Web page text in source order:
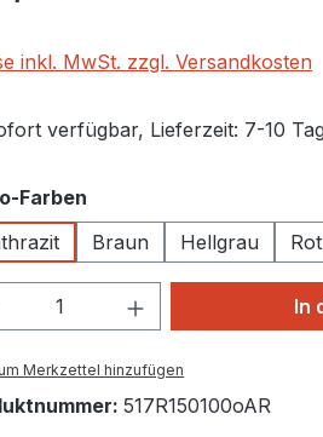
inkl. MwSt. zzgl. Versandkosten
verfügbar, Lieferzeit: 7-10
Farben
Braun Hellgrau Rot
Anzahl: Gib den
In
Merkzettel hinzufügen
517R150100oAR